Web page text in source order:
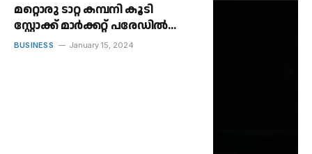
മറ്റൊരു ടാറ്റ കമ്പനി കൂടി
സ്റ്റോക്ക് മാർക്കറ്റ് പരേഡിൽ
ചേരുന്നു.
BUSINESS January 15, 2024